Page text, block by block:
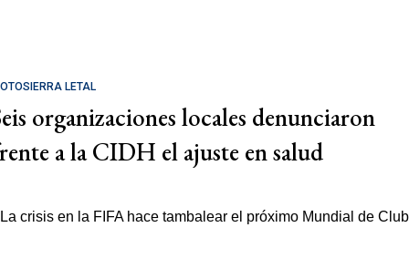
LETAL
organizaciones locales denunciaron
a la CIDH el ajuste en salud